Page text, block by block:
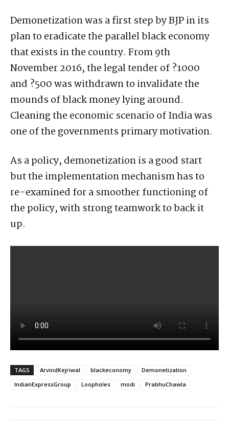
Demonetization was a first step by BJP in its
plan to eradicate the parallel black economy
that exists in the country. From 9th
November 2016, the legal tender of ?1000
and ?500 was withdrawn to invalidate the
mounds of black money lying around.
Cleaning the economic scenario of India was
one of the governments primary motivation.
As a policy, demonetization is a good start
but the implementation mechanism has to
re-examined for a smoother functioning of
the policy, with strong teamwork to back it
up.
TAGS ArvindKejriwal blackeconomy
Demonetization
IndianExpressGroup
Loopholes modi PrabhuChawla